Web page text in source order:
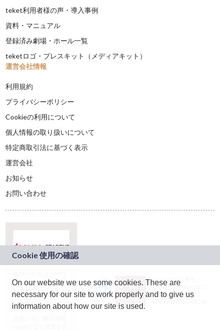
teket利用者様の声・導入事例
資料・マニュアル
登録済み劇場・ホール一覧
teketロゴ・プレスキット（メディアキット）
運営会社情報
利用規約
プライバシーポリシー
Cookieの利用について
個人情報の取り扱いについて
特定商取引法に基づく表示
運営会社
お知らせ
お問い合わせ
ドコモグループの新
規事業創出プログラ
ム「docomo
STARTUP」を通じて
JASRAC許諾番号：
9024936001Y45037
JASRAC許諾番号：
On our website we use some cookies. These are
necessary for our site to work properly and to give us
information about how our site is used.